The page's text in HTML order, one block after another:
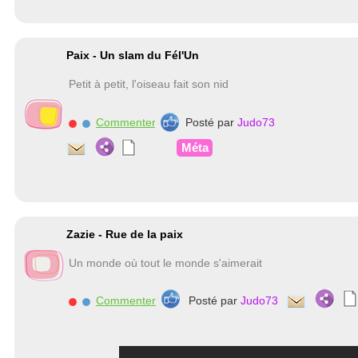
Paix - Un slam du Fél'Un
Petit à petit, l'oiseau fait son nid
Commenter Posté par Judo73
Méta
Zazie - Rue de la paix
Un monde où tout le monde s'aimerait
Commenter Posté par Judo73